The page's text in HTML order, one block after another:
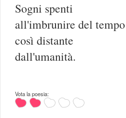
Sogni spenti
all'imbrunire del tempo
così distante
dall'umanità.
Vota la poesia: